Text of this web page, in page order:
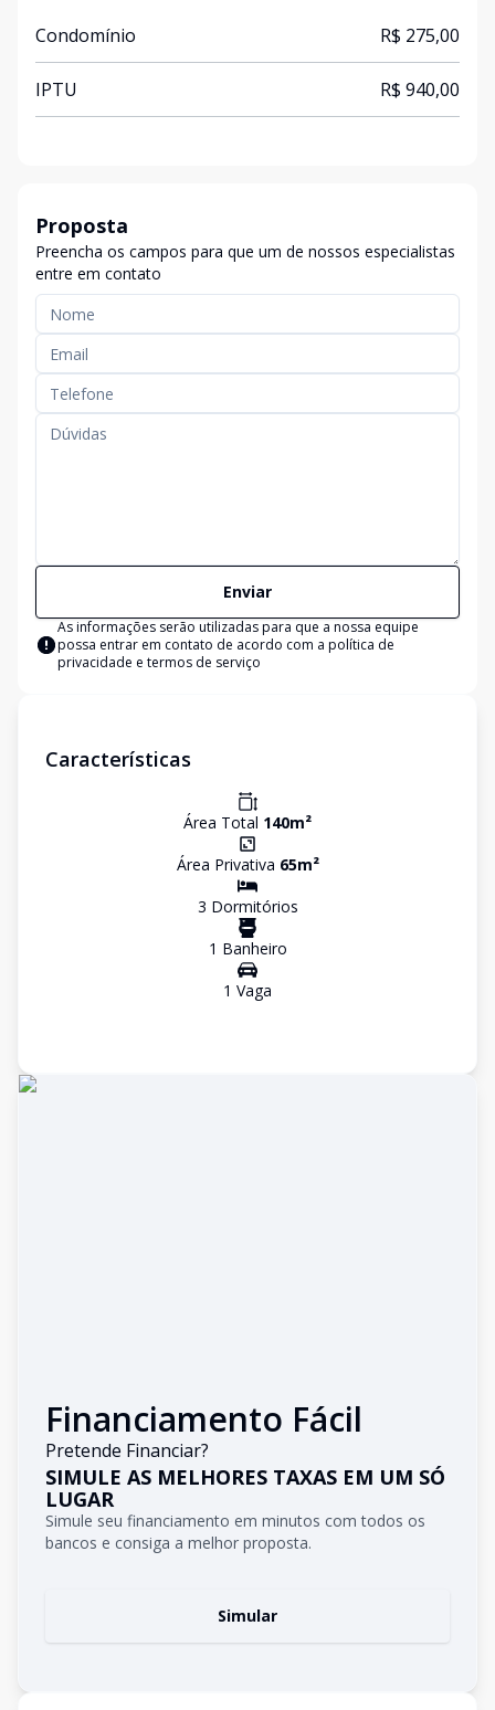
Condomínio R$ 275,00
IPTU R$ 940,00
Proposta
Preencha os campos para que um de nossos especialistas
entre em contato
Enviar
As informações serão utilizadas para que a nossa equipe
possa entrar em contato de acordo com a política de
privacidade e termos de serviço
Características
Área Total 140m²
Área Privativa 65m²
3 Dormitórios
1 Banheiro
1 Vaga
Financiamento Fácil
Pretende Financiar?
SIMULE AS MELHORES TAXAS EM UM SÓ
LUGAR
Simule seu financiamento em minutos com todos os
bancos e consiga a melhor proposta.
Simular